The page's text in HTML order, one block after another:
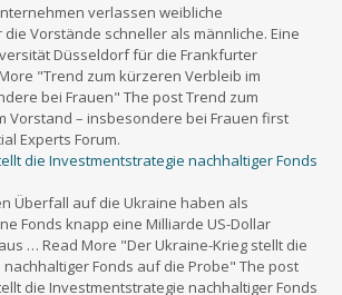
verlassen weibliche
Vorstände schneller als männliche. Eine
Düsseldorf für die Frankfurter
"Trend zum kürzeren Verbleib im
bei Frauen" The post Trend zum
Vorstand – insbesondere bei Frauen first
Experts Forum.
die Investmentstrategie nachhaltiger Fonds
Überfall auf die Ukraine haben als
Fonds knapp eine Milliarde US-Dollar
… Read More "Der Ukraine-Krieg stellt die
Fonds auf die Probe" The post
die Investmentstrategie nachhaltiger Fonds